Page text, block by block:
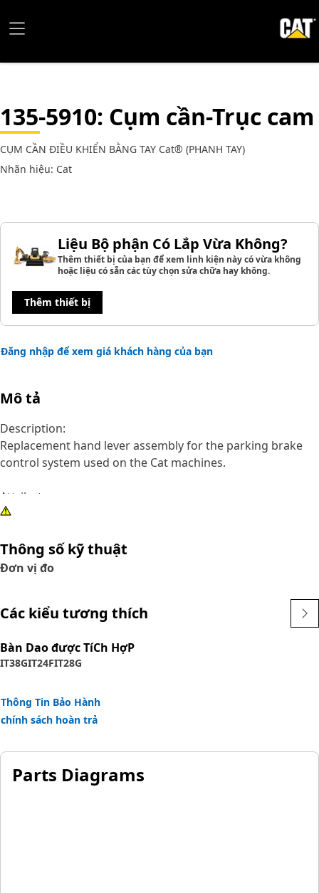
135-5910: Cụm cần-Trục cam
CỤM CẦN ĐIỀU KHIỂN BẰNG TAY Cat® (PHANH TAY)
Nhãn hiệu: Cat
Liệu Bộ phận Có Lắp Vừa Không?
Thêm thiết bị của bạn để xem linh kiện này có vừa không
hoặc liệu có sẵn các tùy chọn sửa chữa hay không.
Thêm thiết bị
Đăng nhập để xem giá khách hàng của bạn
Mô tả
Description:
Replacement hand lever assembly for the parking brake
control system used on the Cat machines.
Attributes:
• Parking brake handle lever with release button
• Mounts with M8 hardware
• Color: Black
Consult your owner's manual or contact your local Cat
Thông số kỹ thuật
Đơn vị đo
Các kiểu tương thích
Bàn Dao được TíCh HợP
IT38GIT24FIT28G
Thông Tin Bảo Hành
chính sách hoàn trả
Parts Diagrams